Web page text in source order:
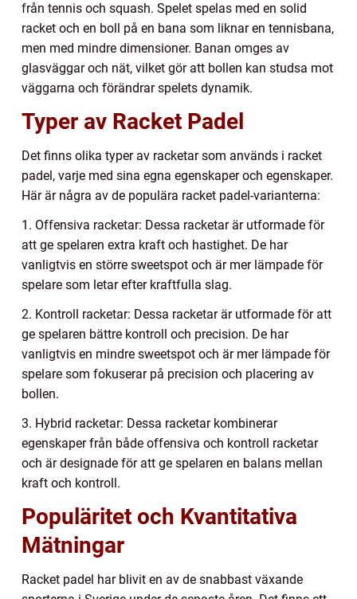
från tennis och squash. Spelet spelas med en solid
racket och en boll på en bana som liknar en tennisbana,
men med mindre dimensioner. Banan omges av
glasväggar och nät, vilket gör att bollen kan studsa mot
väggarna och förändrar spelets dynamik.
Typer av Racket Padel
Det finns olika typer av racketar som används i racket
padel, varje med sina egna egenskaper och egenskaper.
Här är några av de populära racket padel-varianterna:
1. Offensiva racketar: Dessa racketar är utformade för
att ge spelaren extra kraft och hastighet. De har
vanligtvis en större sweetspot och är mer lämpade för
spelare som letar efter kraftfulla slag.
2. Kontroll racketar: Dessa racketar är utformade för att
ge spelaren bättre kontroll och precision. De har
vanligtvis en mindre sweetspot och är mer lämpade för
spelare som fokuserar på precision och placering av
bollen.
3. Hybrid racketar: Dessa racketar kombinerar
egenskaper från både offensiva och kontroll racketar
och är designade för att ge spelaren en balans mellan
kraft och kontroll.
Populäritet och Kvantitativa
Mätningar
Racket padel har blivit en av de snabbast växande